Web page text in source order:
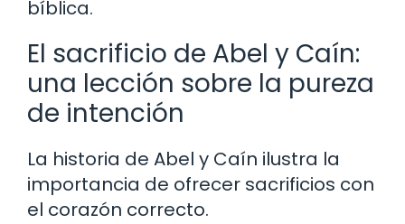
bíblica.
El sacrificio de Abel y Caín:
una lección sobre la pureza
de intención
La historia de Abel y Caín ilustra la
importancia de ofrecer sacrificios con
el corazón correcto.